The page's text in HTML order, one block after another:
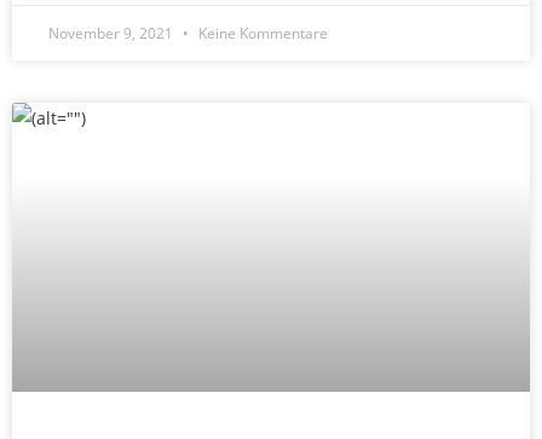
November 9, 2021 Keine Kommentare